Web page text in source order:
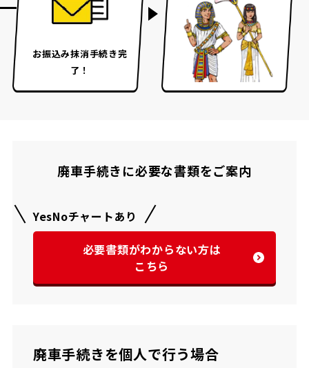
お振込み抹消手続き完
了！
廃車手続きに必要な書類をご案内
YesNoチャートあり
必要書類がわからない方は
こちら
廃車手続きを個人で行う場合